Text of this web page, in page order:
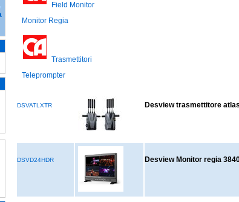
Field Monitor
Monitor Regia
Trasmettitori
Teleprompter
DSVATLXTR Desview trasmettitore
DSVD24HDR Desview Monitor regia